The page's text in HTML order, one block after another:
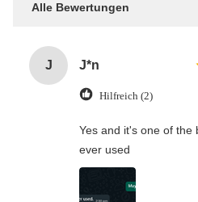
Alle Bewertungen
J J*n
Hilfreich (2)
Yes and it's one of the
ever used